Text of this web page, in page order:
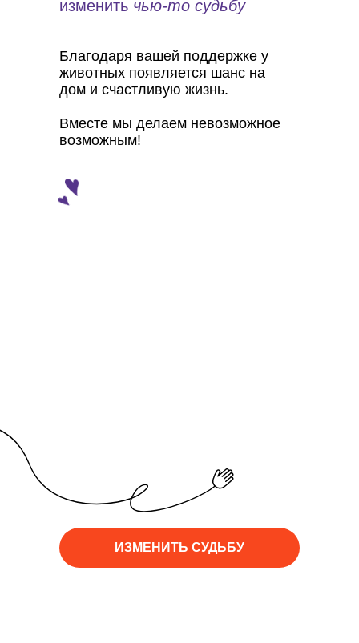
Благодаря вашей поддержке у
животных появляется шанс на
дом и счастливую жизнь.
Вместе мы делаем невозможное
возможным!
изменить чью-то судьбу
ИЗМЕНИТЬ СУДЬБУ